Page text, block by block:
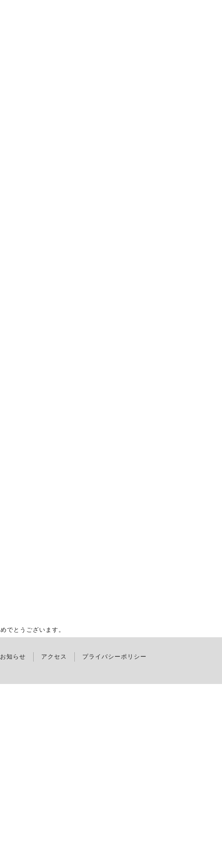
とうございます。
お知らせ アクセス プライバシーポリシー